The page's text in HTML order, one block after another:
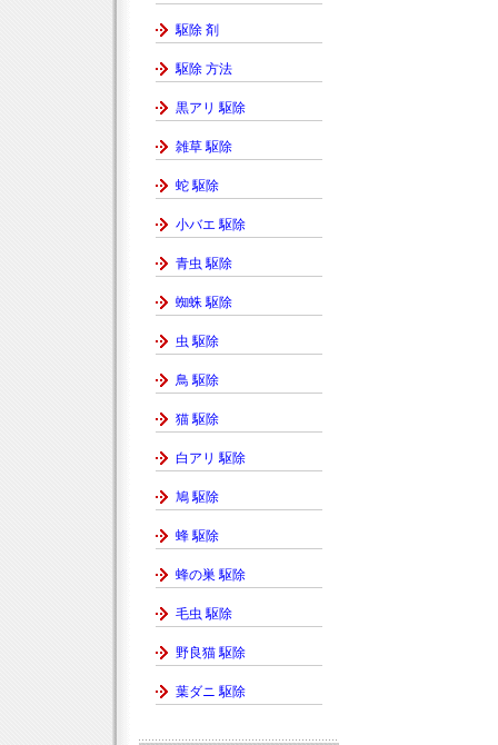
駆除 剤
駆除 方法
黒アリ 駆除
雑草 駆除
蛇 駆除
小バエ 駆除
青虫 駆除
蜘蛛 駆除
虫 駆除
鳥 駆除
猫 駆除
白アリ 駆除
鳩 駆除
蜂 駆除
蜂の巣 駆除
毛虫 駆除
野良猫 駆除
葉ダニ 駆除